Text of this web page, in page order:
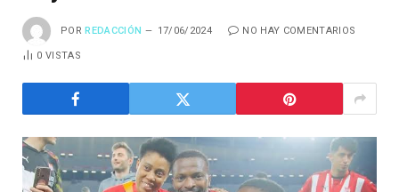
POR REDACCIÓN 17/06/2024 NO HAY COMENTARIOS
0VISTAS